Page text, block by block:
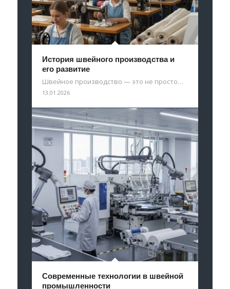
История швейного производства и
его развитие
Швейное производство — это не просто…
13.01.2026
Современные технологии в швейной
промышленности